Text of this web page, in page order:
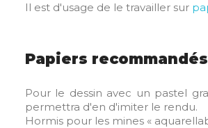
Il est d'usage de le travailler sur
Papiers recommandés
Pour le dessin avec un pastel
permettra d'en d'imiter le rendu.
Hormis pour les mines «